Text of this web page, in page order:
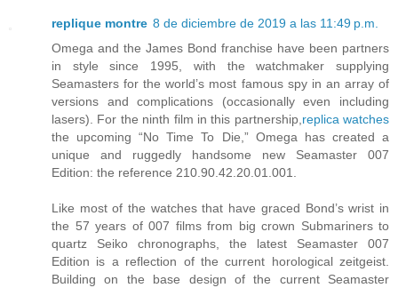
replique montre 8 de diciembre de 2019 a las 11:49 p.m.
Omega and the James Bond franchise have been partners
in style since 1995, with the watchmaker supplying
Seamasters for the world’s most famous spy in an array of
versions and complications (occasionally even including
lasers). For the ninth film in this partnership,replica watches
the upcoming “No Time To Die,” Omega has created a
unique and ruggedly handsome new Seamaster 007
Edition: the reference 210.90.42.20.01.001.
Like most of the watches that have graced Bond’s wrist in
the 57 years of 007 films from big crown Submariners to
quartz Seiko chronographs, the latest Seamaster 007
Edition is a reflection of the current horological zeitgeist.
Building on the base design of the current Seamaster